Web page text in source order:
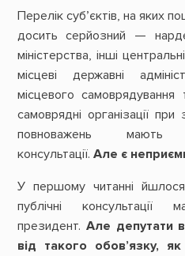
Перелік суб’єктів, на яких
досить серйозний —
міністерства, інші
місцеві державні
місцевого самоврядування
самоврядні організації при
повноважень мають
консультації. Але є
У першому читанні
публічні
президент. Але депутати
від такого обов’язку,